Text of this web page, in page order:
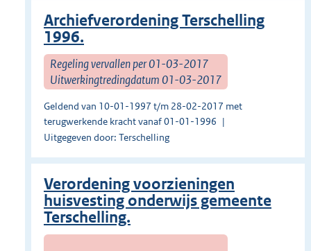
Archiefverordening Terschelling
1996.
Regeling vervallen per 01-03-2017
Uitwerkingtredingdatum 01-03-2017
Geldend van 10-01-1997 t/m 28-02-2017 met
terugwerkende kracht vanaf 01-01-1996
Uitgegeven door: Terschelling
Verordening voorzieningen
huisvesting onderwijs gemeente
Terschelling.